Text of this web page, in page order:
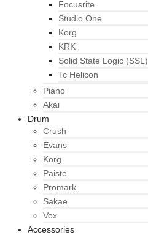
Focusrite
Studio One
Korg
KRK
Solid State Logic (SSL)
Tc Helicon
Piano
Akai
Drum
Crush
Evans
Korg
Paiste
Promark
Sakae
Vox
Accessories